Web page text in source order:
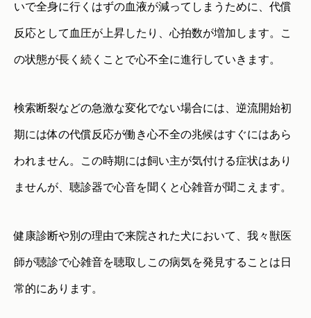
いで全身に行くはずの血液が減ってしまうために、代償
反応として血圧が上昇したり、心拍数が増加します。こ
の状態が長く続くことで心不全に進行していきます。
検索断裂などの急激な変化でない場合には、逆流開始初
期には体の代償反応が働き心不全の兆候はすぐにはあら
われません。この時期には飼い主が気付ける症状はあり
ませんが、聴診器で心音を聞くと心雑音が聞こえます。
健康診断や別の理由で来院された犬において、我々獣医
師が聴診で心雑音を聴取しこの病気を発見することは日
常的にあります。